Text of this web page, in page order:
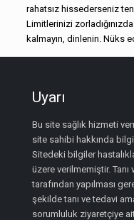
rahatsız hissederseniz
Limitlerinizi
kalmayın, dinlenin. Nüks
Uyarı
Bu site sağlık hizmeti
site sahibi hakkında bilgi
Sitedeki bilgiler
üzere verilmemiştir.
tarafından yapılması
şekilde tanı ve tedavi
sorumluluk ziyaretçiye